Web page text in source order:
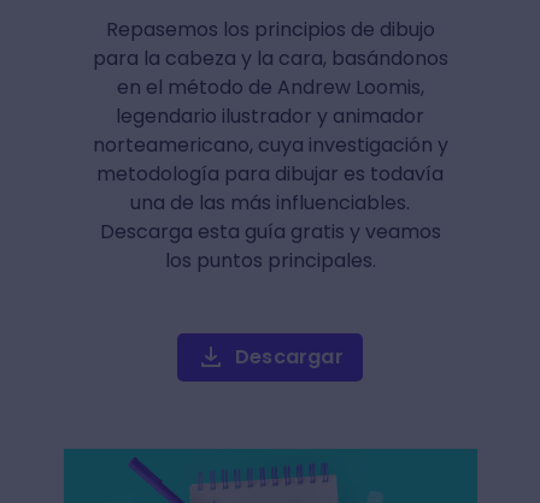
Repasemos los principios de dibujo
para la cabeza y la cara, basándonos
en el método de Andrew Loomis,
legendario ilustrador y animador
norteamericano, cuya investigación y
metodología para dibujar es todavía
una de las más influenciables.
Descarga esta guía gratis y veamos
los puntos principales.
Descargar